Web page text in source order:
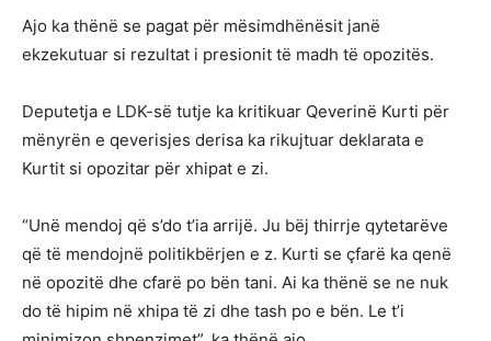
Ajo ka thënë se pagat për mësimdhënësit janë
ekzekutuar si rezultat i presionit të madh të opozitës.
Deputetja e LDK-së tutje ka kritikuar Qeverinë Kurti për
mënyrën e qeverisjes derisa ka rikujtuar deklarata e
Kurtit si opozitar për xhipat e zi.
“Unë mendoj që s’do t’ia arrijë. Ju bëj thirrje qytetarëve
që të mendojnë politikbërjen e z. Kurti se çfarë ka qenë
në opozitë dhe cfarë po bën tani. Ai ka thënë se ne nuk
do të hipim në xhipa të zi dhe tash po e bën. Le t’i